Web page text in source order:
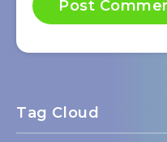
Tag Cloud